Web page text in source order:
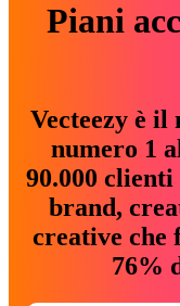
Piani
Vecteezy è
numero 1
90.000
brand,
creative che
76%